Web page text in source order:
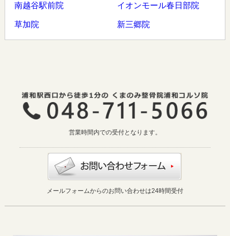
南越谷駅前院 イオンモール春日部院
草加院 新三郷院
営業時間内での受付となります。
メールフォームからのお問い合わせは24時間受付